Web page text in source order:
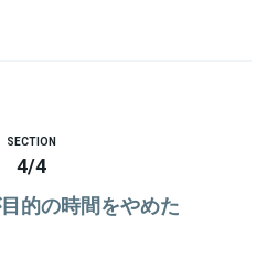
SECTION
4/4
的の時間をやめた